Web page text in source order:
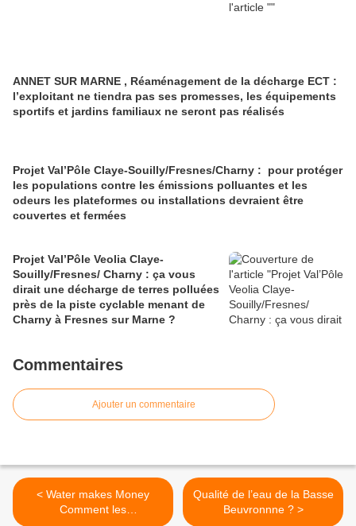
ANNET SUR MARNE , Réaménagement de la décharge ECT :
l’exploitant ne tiendra pas ses promesses, les équipements
sportifs et jardins familiaux ne seront pas réalisés
Projet Val’Pôle Claye-Souilly/Fresnes/Charny : pour protéger
les populations contre les émissions polluantes et les
odeurs les plateformes ou installations devraient être
couvertes et fermées
Projet Val’Pôle Veolia Claye-
Souilly/Fresnes/ Charny : ça vous
dirait une décharge de terres polluées
près de la piste cyclable menant de
Charny à Fresnes sur Marne ?
Commentaires
Ajouter un commentaire
< Water makes Money
Comment les
Qualité de l’eau de la Basse
Beuvronnne ? >